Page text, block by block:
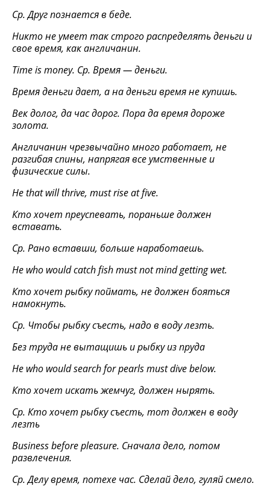
Ср. Друг познается в беде.
Никто не умеет так строго распределять деньги и
свое время, как англичанин.
Time is money. Ср. Время—деньги.
Время деньги дает, а на деньги время не купишь.
Век долог, да час дорог. Пора да время дороже
золота.
Англичанин чрезвычайно много работает, не
разгибая спины, напрягая все умственные и
физические силы.
Неthat will thrive, must rise at five.
Кто хочет преуспевать, пораньше должен
вставать.
Ср. Рано вставши, больше наработаешь.
Не who would catch fish must not mind getting wet.
Кто хочет рыбку поймать, не должен бояться
намокнуть.
Ср. Чтобы рыбку съесть, надо в воду лезть.
Без труда не вытащишь и рыбку из пруда
Не who would search for pearls must dive below.
Кто хочет искать жемчуг, должен нырять.
Ср. Кто хочет рыбку съесть, тот должен в воду
лезть
Business before pleasure. Сначала дело, потом
развлечения.
Ср. Делу время, потехе час. Сделайдело, гуляйсмело.